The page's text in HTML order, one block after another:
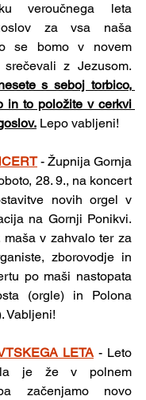
veroučnega leta
za vsa naša
se bomo v novem
s seboj torbico,
in to položite v cerkvi
Lepo vabljeni!
- Župnija Gornja
28. 9., na koncert
novih orgel v
na Gornji Ponikvi.
maša v zahvalo ter za
zborovodje in
po maši nastopata
(orgle) in Polona
Vabljeni!
LETA - Leto
je že v polnem
začenjamo novo